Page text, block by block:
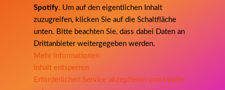
Spotify. Um auf den eigentlichen Inhalt
zuzugreifen, klicken Sie auf die Schaltfläche
unten. Bitte beachten Sie, dass dabei Daten an
Drittanbieter weitergegeben werden.
Mehr Informationen
Inhalt entsperren
Erforderlichen Service akzeptieren und Inhalte